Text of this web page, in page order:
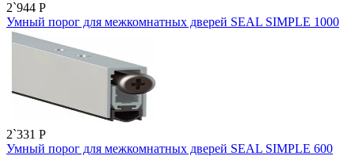
2`944 P
Умный порог для межкомнатных дверей SEAL SIMPLE 1000
2`331 P
Умный порог для межкомнатных дверей SEAL SIMPLE 600